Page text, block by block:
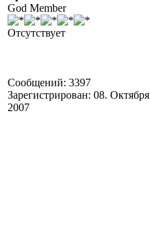
God Member
Отсутствует
Сообщений: 3397
Зарегистрирован: 08. Октября
2007